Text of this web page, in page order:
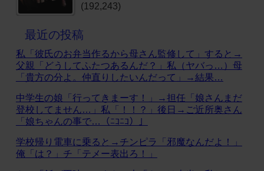
(192,243)
最近の投稿
私「彼氏のお弁当作るから母さん監修して」すると→
父親「どうしてふたつあるんだ？」私（ヤバっ…）母
「貴方の分よ。仲直りしたいんだって」→結果…
中学生の娘「行ってきまーす！」→担任「娘さんまだ
登校してません…」私「！！？」後日→ご近所奥さん
「娘ちゃんの事で…（ﾆｺﾆｺ）」
学校帰り電車に乗ると→チンピラ「邪魔なんだよ！」
俺「は？」チ「テメー表出ろ！」